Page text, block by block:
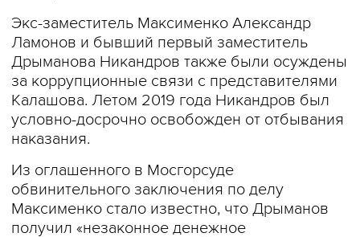
Экс-заместитель Максименко Александр
Ламонов и бывший первый заместитель
Дрыманова Никандров также были осуждены
за коррупционные связи с представителями
Калашова. Летом 2019 года Никандров был
условно-досрочно освобожден от отбывания
наказания.
Из оглашенного в Мосгорсуде
обвинительного заключения по делу
Максименко стало известно, что Дрыманов
получил «незаконное денежное